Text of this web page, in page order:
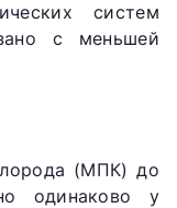
систем
с меньшей
(МПК) до
одинаково у